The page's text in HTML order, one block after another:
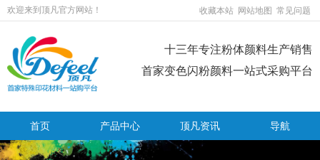
欢迎来到顶凡官方网站！ 收藏本站 网站地图 常见问题
十三年专注粉体颜料生产销售
首家变色闪粉颜料一站式采购平台
首页 产品中心 顶凡资讯 导航